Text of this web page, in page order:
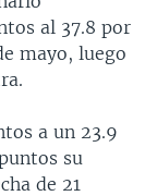
al 37.8 por
mayo, luego
a un 23.9
su
de 21